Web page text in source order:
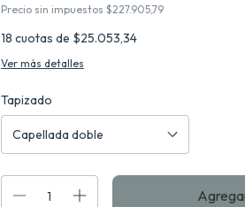
Precio sin impuestos $227.905,79
18 cuotas de $25.053,34
Ver más detalles
Tapizado